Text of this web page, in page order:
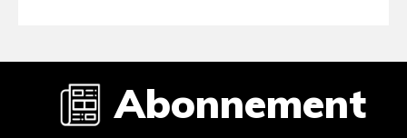
Abonnement